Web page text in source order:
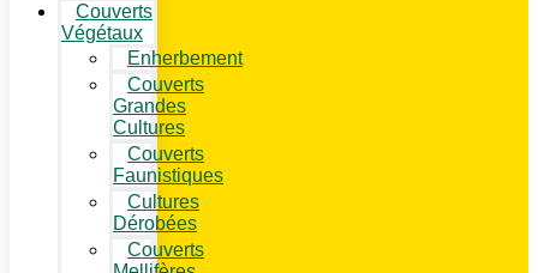
Couverts
Végétaux
Enherbement
Couverts
Grandes
Cultures
Couverts
Faunistiques
Cultures
Dérobées
Couverts